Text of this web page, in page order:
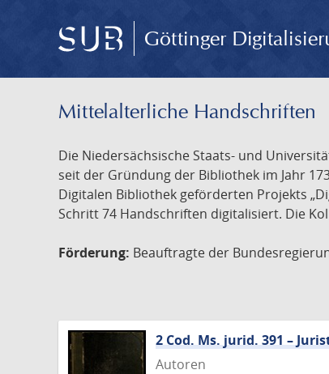
Göttinger
Mittelalterliche Handschriften
Die Niedersächsische Staats- und
seit der Gründung der Bibliothek im Jahr
Digitalen Bibliothek geförderten Projekts
Schritt 74 Handschriften digitalisiert. Die
Förderung: Beauftragte der
2 Cod. Ms. jurid. 391 –
Autoren